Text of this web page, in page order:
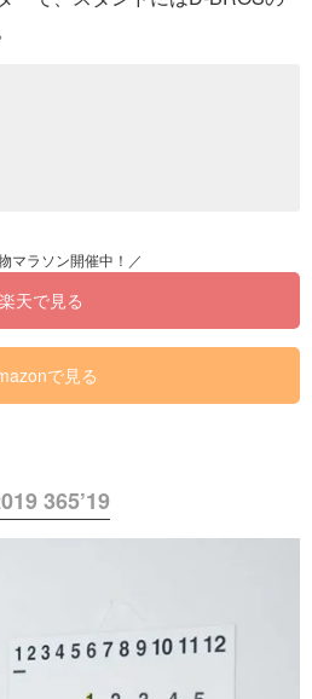
楽天で見る
で見る
365’19